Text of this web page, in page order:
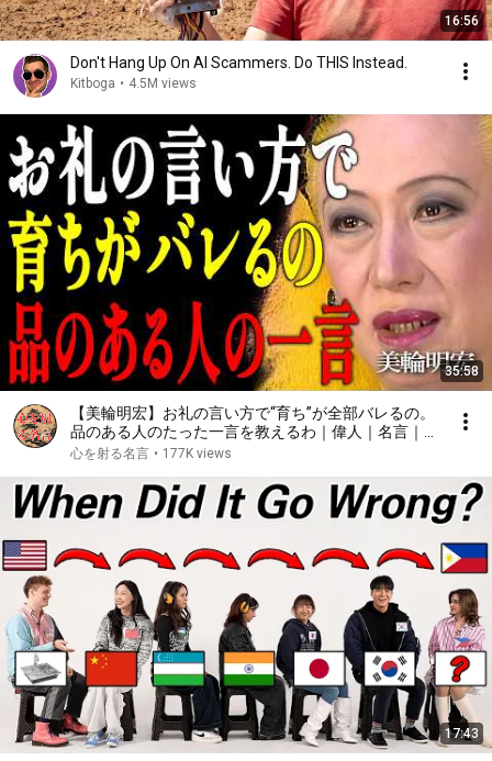
16:56
Don't Hang Up On AI Scammers. Do THIS Instead.
Kitboga • 4.5M views
35:58
【美輪明宏】お礼の言い方で“育ち”が全部バレるの。
品のある人のたった一言を教えるわ｜偉人｜名言｜言
葉の力｜人生哲学｜
心を射る名言 • 177K views
17:43